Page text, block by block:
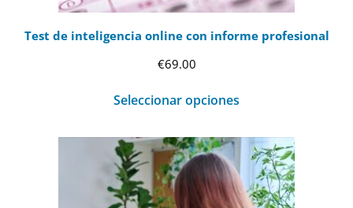
Test de inteligencia online con informe profesional
€69.00
Seleccionar opciones